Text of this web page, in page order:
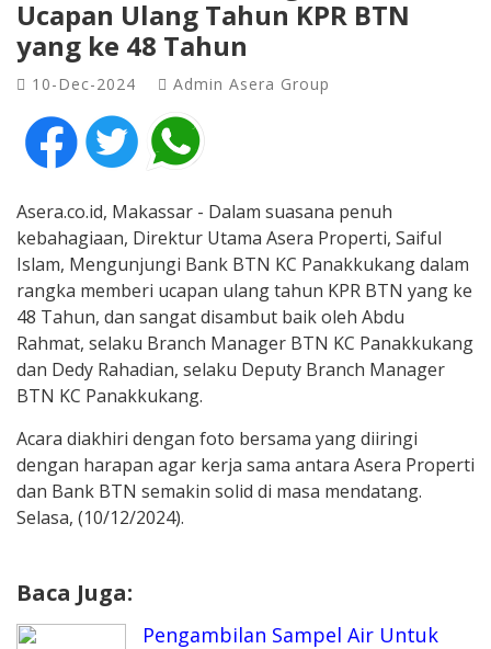
Ucapan Ulang Tahun KPR BTN
yang ke 48 Tahun
10-Dec-2024 Admin Asera Group
Asera.co.id, Makassar - Dalam suasana penuh
kebahagiaan, Direktur Utama Asera Properti, Saiful
Islam, Mengunjungi Bank BTN KC Panakkukang dalam
rangka memberi ucapan ulang tahun KPR BTN yang ke
48 Tahun, dan sangat disambut baik oleh Abdu
Rahmat, selaku Branch Manager BTN KC Panakkukang
dan Dedy Rahadian, selaku Deputy Branch Manager
BTN KC Panakkukang.
Acara diakhiri dengan foto bersama yang diiringi
dengan harapan agar kerja sama antara Asera Properti
dan Bank BTN semakin solid di masa mendatang.
Selasa, (10/12/2024).
Baca Juga:
Pengambilan Sampel Air Untuk